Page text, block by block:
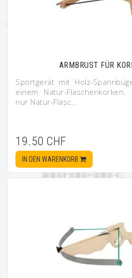
ARMBRUST FÜR
Sportgerät mit Holz-
einem Natur-
nur Natur-Flasc…
19.50 CHF
IN DEN WARENKORB